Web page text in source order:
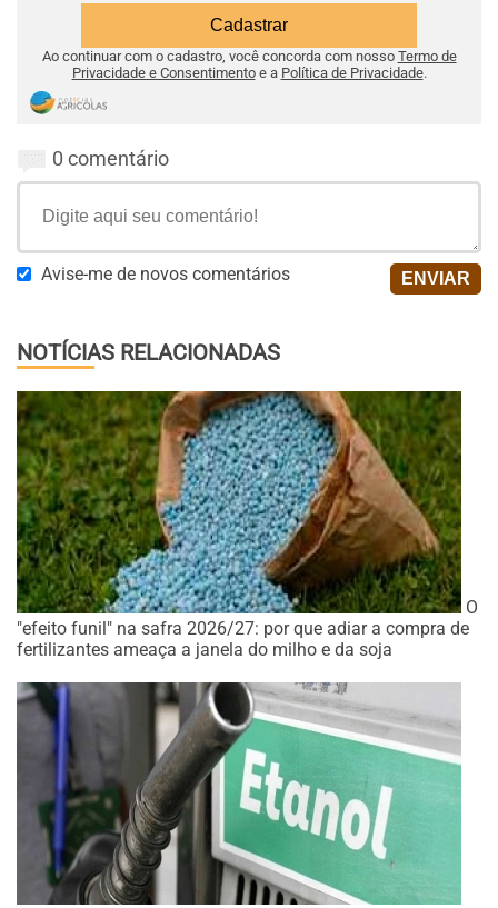
Ao continuar com o cadastro, você concorda com nosso Termo de
Privacidade e Consentimentoe a Política de Privacidade.
0 comentário
Avise-me de novos comentários
NOTÍCIAS RELACIONADAS
O
"efeito funil" na safra 2026/27: por que adiar a compra de
fertilizantes ameaça a janela do milho e da soja